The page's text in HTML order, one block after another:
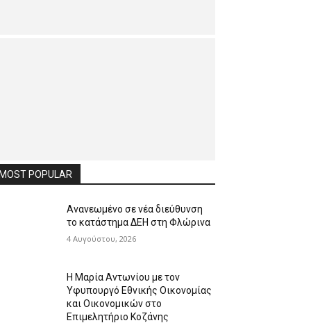
POPULAR
Ανανεωμένο σε νέα διεύθυνση
το κατάστημα ΔΕΗ στη Φλώρινα
4 Αυγούστου, 2026
Η Μαρία Αντωνίου με τον
Υφυπουργό Εθνικής Οικονομίας
και Οικονομικών στο
Επιμελητήριο Κοζάνης